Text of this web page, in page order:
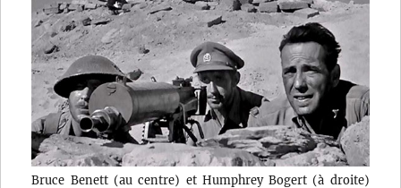
Bruce Benett (au centre) et Humphrey Bogert (à droite)